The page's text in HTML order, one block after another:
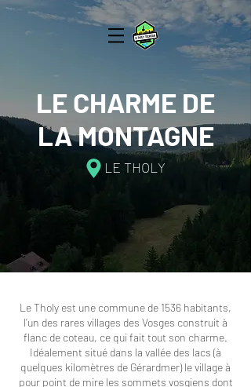
LE CHARME DE
LA MONTAGNE
LE THOLY
Le Tholy est une commune de 1536 habitants,
l’un des rares villages des Vosges construit à
flanc de coteau, ce qui fait tout son charme.
Idéalement situé dans la vallée des lacs (à
quelques kilomètres de Gérardmer) le village à
pour point de mire les sommets vosgiens dont